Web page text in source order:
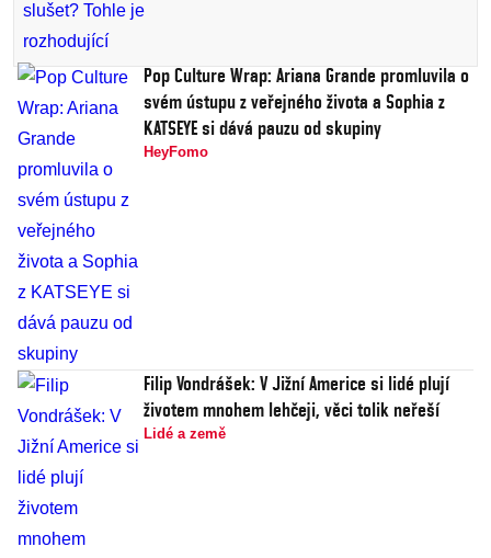
Pop Culture Wrap: Ariana Grande promluvila o
svém ústupu z veřejného života a Sophia z
KATSEYE si dává pauzu od skupiny
HeyFomo
Filip Vondrášek: V Jižní Americe si lidé plují
životem mnohem lehčeji, věci tolik neřeší
Lidé a země